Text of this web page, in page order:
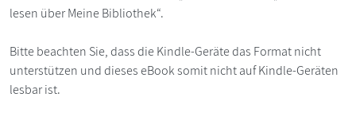
lesen über Meine Bibliothek“.
Bitte beachten Sie, dass die Kindle-Geräte das Format nicht
unterstützen und dieses eBook somit nicht auf Kindle-Geräten
lesbar ist.